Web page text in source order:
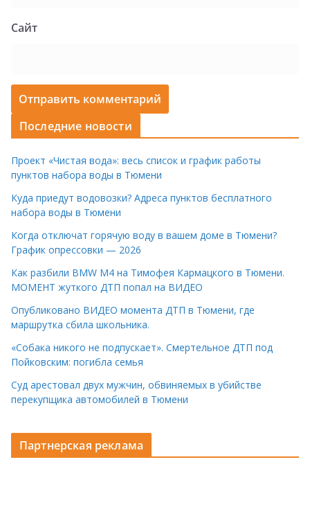
Сайт
Последние новости
Проект «Чистая вода»: весь список и график работы
пунктов набора воды в Тюмени
Куда приедут водовозки? Адреса пунктов бесплатного
набора воды в Тюмени
Когда отключат горячую воду в вашем доме в Тюмени?
График опрессовки — 2026
Как разбили BMW M4 на Тимофея Кармацкого в Тюмени.
МОМЕНТ жуткого ДТП попал на ВИДЕО
Опубликовано ВИДЕО момента ДТП в Тюмени, где
маршрутка сбила школьника.
«Собака никого не подпускает». Смертельное ДТП под
Пойковским: погибла семья
Суд арестовал двух мужчин, обвиняемых в убийстве
перекупщика автомобилей в Тюмени
Партнерская реклама